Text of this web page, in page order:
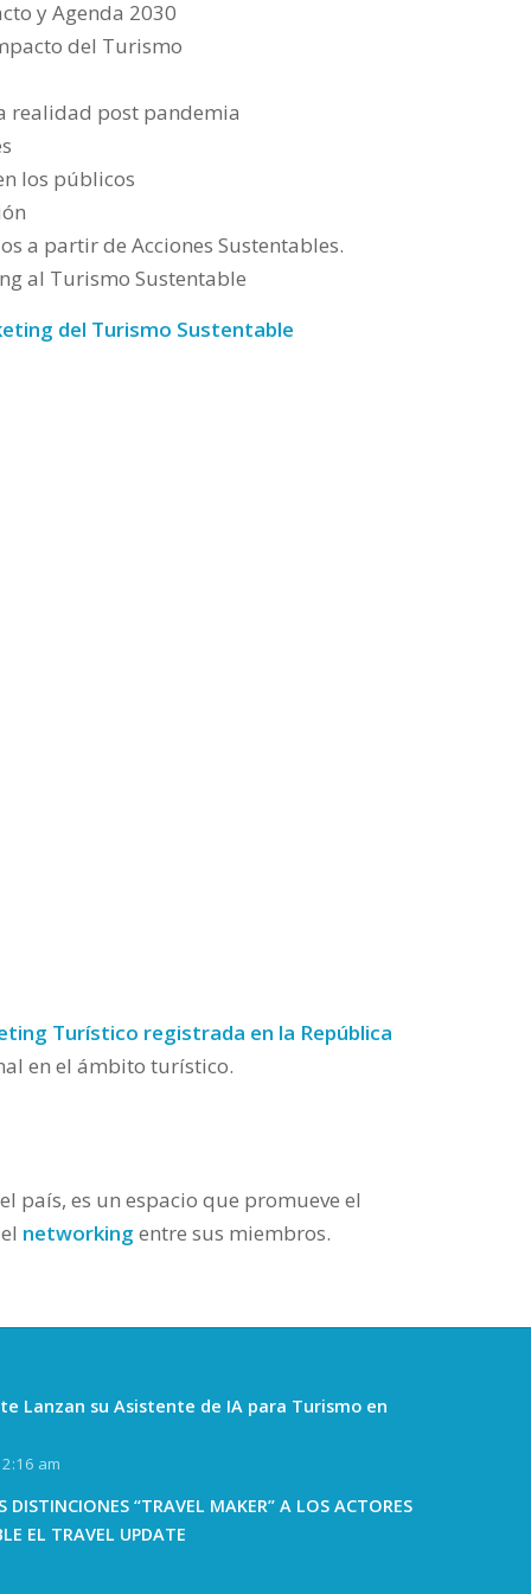
y Agenda 2030
del Turismo
realidad post pandemia
los públicos
a partir de Acciones Sustentables.
al Turismo Sustentable
del Turismo Sustentable
Turístico registrada en la República
en el ámbito turístico.
país, es un espacio que promueve el
networking entre sus miembros.
Lanzan su Asistente de IA para Turismo en
am
DISTINCIONES “TRAVEL MAKER” A LOS ACTORES
EL TRAVEL UPDATE